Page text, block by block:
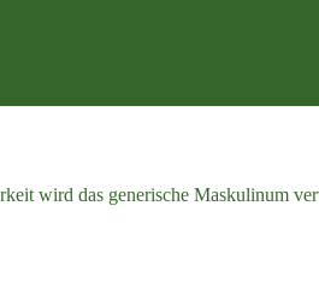
wird das generische Maskulinum